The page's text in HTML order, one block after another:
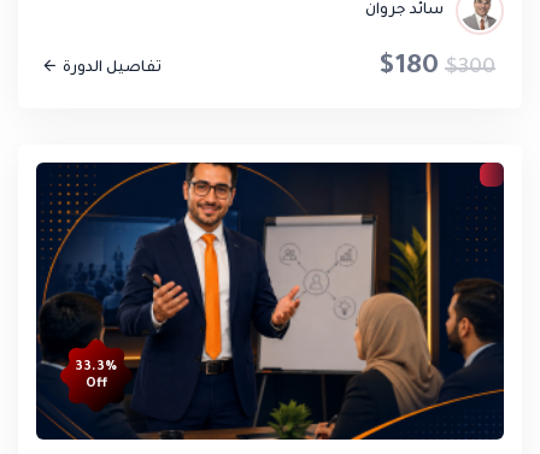
from the trainer in a practical way, in addition to his
specialized methodological guidance and comments in
the field of training. Thank you from the heart.
سائد جروان
$180 $300 تفاصيل الدورة
33.3%
Off